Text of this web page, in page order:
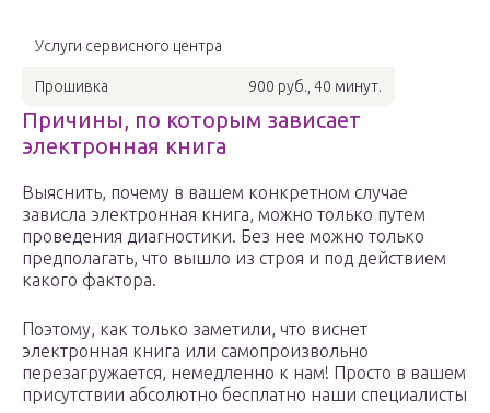
Услуги сервисного центра
Прошивка 900 руб., 40 минут.
Причины, по которым зависает
электронная книга
Выяснить, почему в вашем конкретном случае
зависла электронная книга, можно только путем
проведения диагностики. Без нее можно только
предполагать, что вышло из строя и под действием
какого фактора.
Поэтому, как только заметили, что виснет
электронная книга или самопроизвольно
перезагружается, немедленно к нам! Просто в вашем
присутствии абсолютно бесплатно наши специалисты